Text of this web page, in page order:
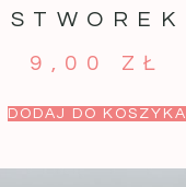
STWOREK
9,00 ZŁ
DODAJ DO KOSZYKA